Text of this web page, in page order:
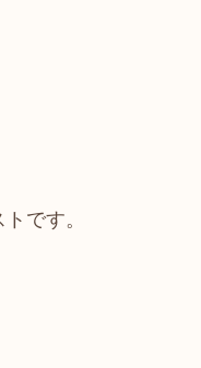
です。